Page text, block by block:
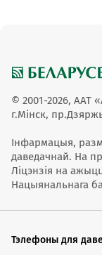
© 2001-2026, ААТ
г.Мінск,
Інфармацыя,
даведачнай. На
Ліцэнзія на
Нацыянальнага
Тэлефоны для